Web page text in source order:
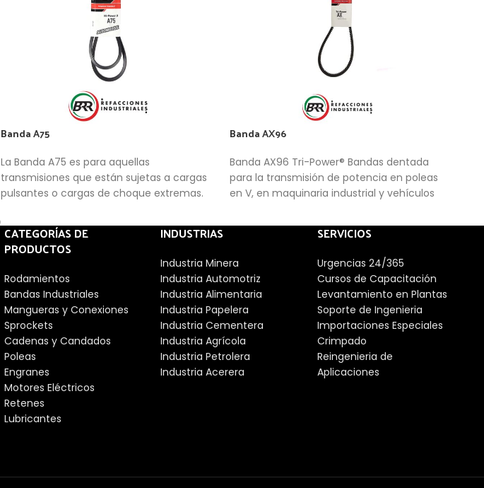
Banda A75
La Banda A75 es para aquellas
transmisiones que están sujetas a cargas
pulsantes o cargas de choque extremas.
Banda AX96
Banda AX96 Tri-Power® Bandas dentada
para la transmisión de potencia en poleas
en V, en maquinaria industrial y vehículos
de las tradicionales bandas Hi-Power con
las de las bandas dentadas.
CATEGORÍAS DE
PRODUCTOS
Rodamientos
Bandas Industriales
Mangueras y Conexiones
Sprockets
Cadenas y Candados
Poleas
Engranes
Motores Eléctricos
Retenes
Lubricantes
INDUSTRIAS
Industria Minera
Industria Automotriz
Industria Alimentaria
Industria Papelera
Industria Cementera
Industria Agrícola
Industria Petrolera
Industria Acerera
SERVICIOS
Urgencias 24/365
Cursos de Capacitación
Levantamiento en Plantas
Soporte de Ingenieria
Importaciones Especiales
Crimpado
Reingenieria de
Aplicaciones